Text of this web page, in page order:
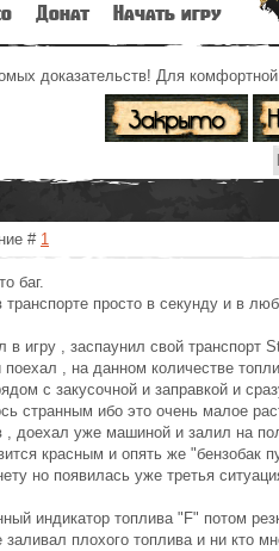
Донат Начать игру
доказательств! Для
# 1
баг.
просто в секунду и в
в игру , заспаунил свой транспорт
, на данном количестве
с закусочной и заправкой и
странным ибо это очень малое
, доехал уже машиной и залил на
красным и опять же "бензобак
но появилась уже третья
индикатор топлива "F" потом
плохого топлива и ни кто